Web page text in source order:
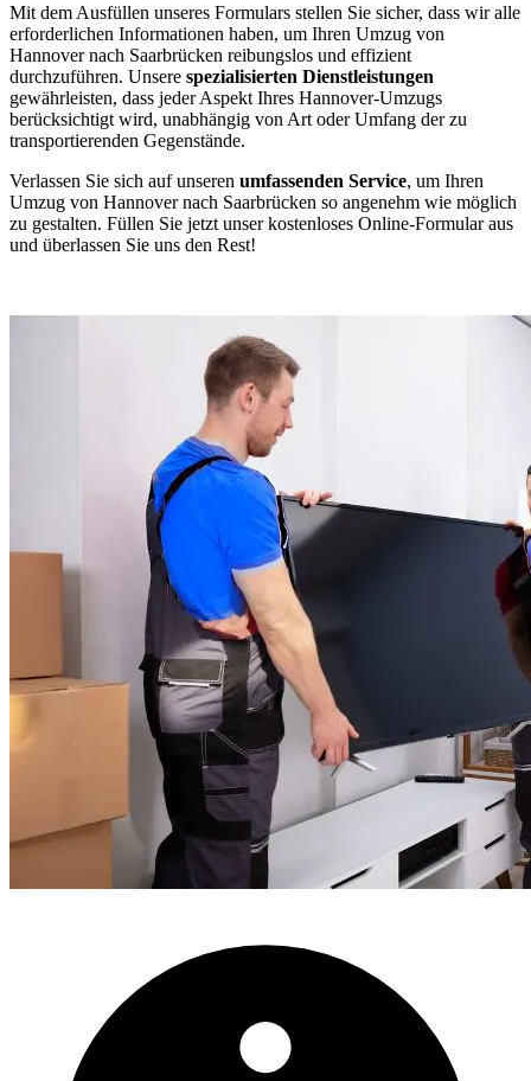
Mit dem Ausfüllen unseres Formulars stellen Sie sicher, dass wir alle
erforderlichen Informationen haben, um Ihren Umzug von
Hannover nach Saarbrücken reibungslos und effizient
durchzuführen. Unsere spezialisierten Dienstleistungen
gewährleisten, dass jeder Aspekt Ihres Hannover-Umzugs
berücksichtigt wird, unabhängig von Art oder Umfang der zu
transportierenden Gegenstände.
Verlassen Sie sich auf unseren umfassenden Service, um Ihren
Umzug von Hannover nach Saarbrücken so angenehm wie möglich
zu gestalten. Füllen Sie jetzt unser kostenloses Online-Formular aus
und überlassen Sie uns den Rest!